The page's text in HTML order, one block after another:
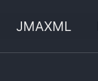
JMAXML